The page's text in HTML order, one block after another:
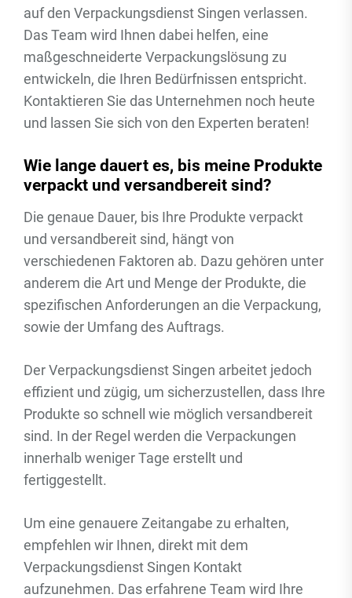
auf den Verpackungsdienst Singen verlassen.
Das Team wird Ihnen dabei helfen, eine
maßgeschneiderte Verpackungslösung zu
entwickeln, die Ihren Bedürfnissen entspricht.
Kontaktieren Sie das Unternehmen noch heute
und lassen Sie sich von den Experten beraten!
Wie lange dauert es, bis meine Produkte
verpackt und versandbereit sind?
Die genaue Dauer, bis Ihre Produkte verpackt
und versandbereit sind, hängt von
verschiedenen Faktoren ab. Dazu gehören unter
anderem die Art und Menge der Produkte, die
spezifischen Anforderungen an die Verpackung,
sowie der Umfang des Auftrags.
Der Verpackungsdienst Singen arbeitet jedoch
effizient und zügig, um sicherzustellen, dass Ihre
Produkte so schnell wie möglich versandbereit
sind. In der Regel werden die Verpackungen
innerhalb weniger Tage erstellt und
fertiggestellt.
Um eine genauere Zeitangabe zu erhalten,
empfehlen wir Ihnen, direkt mit dem
Verpackungsdienst Singen Kontakt
aufzunehmen. Das erfahrene Team wird Ihre